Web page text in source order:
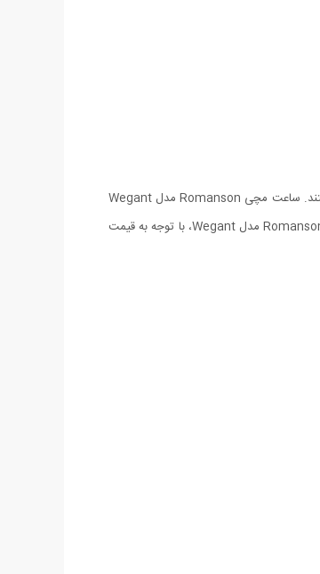
شرکت رومانسون، یکی از تولیدکنندگان ساعت‌های مچی با طرح‌های خاص و زیبا است. ساعت های ساخت این شرکت ساعت‌هایی دارای طرحی اسپرت و کلاسیک هستند. ساعت مچی Romanson مدل Wegant
جديدترين محصول كمپاني محبوب رومانسون مي باشد. اين ساعت با شكل و شمايلي متفاوت جزو خانواده‌ی ساعت‌های مچی با طراحی مدرن می باشد. ساعت مچی Romanson مدل Wegant، با توجه به قیمت